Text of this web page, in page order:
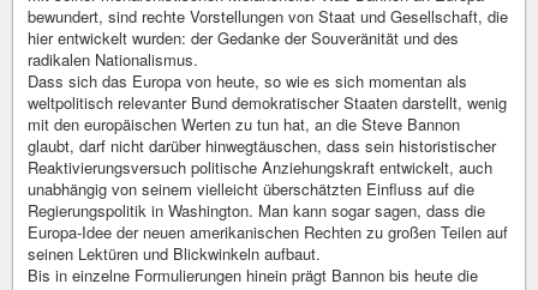
bewundert, sind rechte Vorstellungen von Staat und Gesellschaft, die
hier entwickelt wurden: der Gedanke der Souveränität und des
radikalen Nationalismus.
Dass sich das Europa von heute, so wie es sich momentan als
weltpolitisch relevanter Bund demokratischer Staaten darstellt, wenig
mit den europäischen Werten zu tun hat, an die Steve Bannon
glaubt, darf nicht darüber hinwegtäuschen, dass sein historistischer
Reaktivierungsversuch politische Anziehungskraft entwickelt, auch
unabhängig von seinem vielleicht überschätzten Einfluss auf die
Regierungspolitik in Washington. Man kann sogar sagen, dass die
Europa-Idee der neuen amerikanischen Rechten zu großen Teilen auf
seinen Lektüren und Blickwinkeln aufbaut.
Bis in einzelne Formulierungen hinein prägt Bannon bis heute die